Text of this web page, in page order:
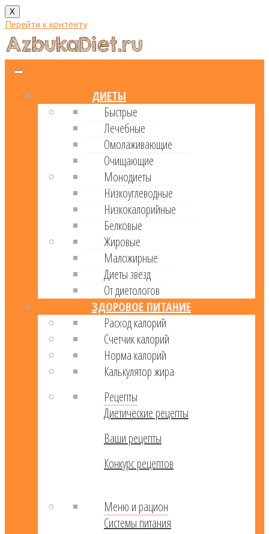
X
Перейти к контенту
ДИЕТЫ
Быстрые
Лечебные
Омолаживающие
Очищающие
Монодиеты
Низкоуглеводные
Низкокалорийные
Белковые
Жировые
Маложирные
Диеты звезд
От диетологов
ЗДОРОВОЕ ПИТАНИЕ
Расход калорий
Cчетчик калорий
Норма калорий
Калькулятор жира
Рецепты
Диетические рецепты
Ваши рецепты
Конкурс рецептов
Меню и рацион
Системы питания